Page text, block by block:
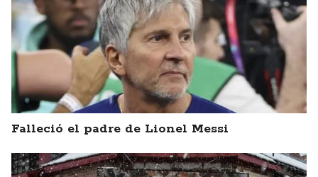
Falleció el padre de Lionel Messi